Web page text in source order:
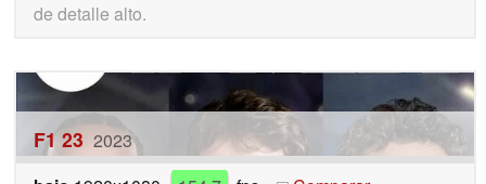
de detalle alto.
F1 23 2023